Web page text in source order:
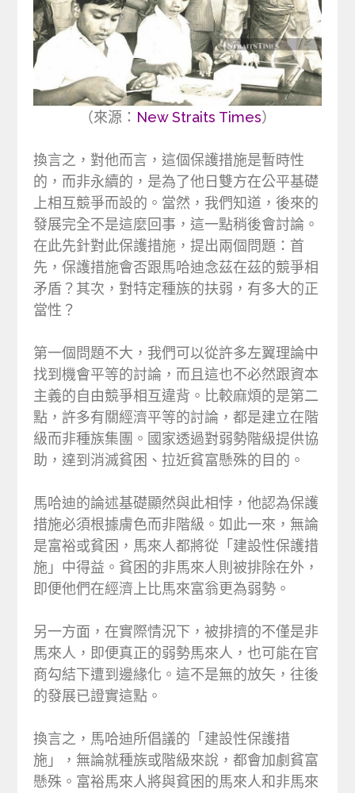
（來源： New Straits Times）
換言之，對他而言，這個保護措施是暫時性
的，而非永續的，是為了他日雙方在公平基礎
上相互競爭而設的。當然，我們知道，後來的
發展完全不是這麼回事，這一點稍後會討論。
在此先針對此保護措施，提出兩個問題：首
先，保護措施會否跟馬哈迪念茲在茲的競爭相
矛盾？其次，對特定種族的扶弱，有多大的正
當性？
第一個問題不大，我們可以從許多左翼理論中
找到機會平等的討論，而且這也不必然跟資本
主義的自由競爭相互違背。比較麻煩的是第二
點，許多有關經濟平等的討論，都是建立在階
級而非種族集團。國家透過對弱勢階級提供協
助，達到消滅貧困、拉近貧富懸殊的目的。
馬哈迪的論述基礎顯然與此相悖，他認為保護
措施必須根據膚色而非階級。如此一來，無論
是富裕或貧困，馬來人都將從「建設性保護措
施」中得益。貧困的非馬來人則被排除在外，
即便他們在經濟上比馬來富翁更為弱勢。
另一方面，在實際情況下，被排擠的不僅是非
馬來人，即便真正的弱勢馬來人，也可能在官
商勾結下遭到邊緣化。這不是無的放矢，往後
的發展已證實這點。
換言之，馬哈迪所倡議的「建設性保護措
施」，無論就種族或階級來說，都會加劇貧富
懸殊。富裕馬來人將與貧困的馬來人和非馬來